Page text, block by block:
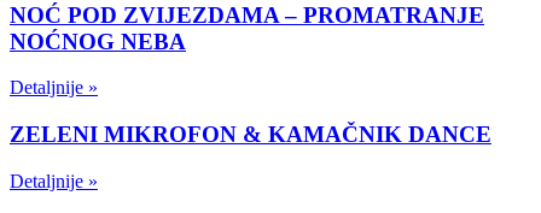
NOĆ POD ZVIJEZDAMA – PROMATRANJE
NOĆNOG NEBA
Detaljnije »
ZELENI MIKROFON & KAMAČNIK DANCE
Detaljnije »